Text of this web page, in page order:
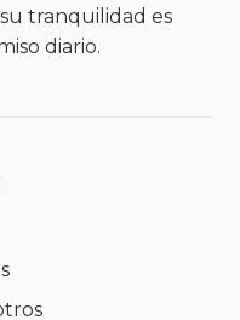
tranquilidad es
diario.